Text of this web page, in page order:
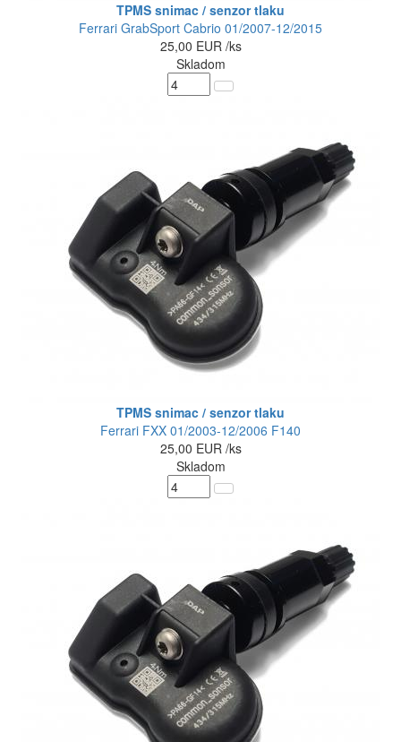
TPMS snimac / senzor tlaku
Ferrari GrabSport Cabrio 01/2007-12/2015
25,00 EUR /ks
Skladom
TPMS snimac / senzor tlaku
Ferrari FXX 01/2003-12/2006 F140
25,00 EUR /ks
Skladom